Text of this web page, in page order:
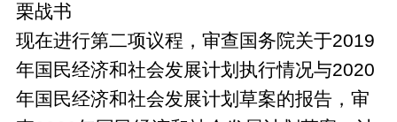
栗战书
现在进行第二项议程，审查国务院关于2019
年国民经济和社会发展计划执行情况与2020
年国民经济和社会发展计划草案的报告，审